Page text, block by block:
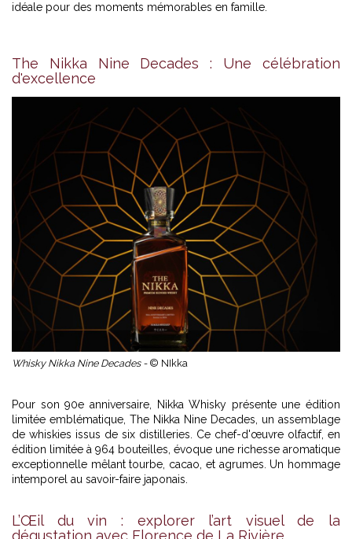
idéale pour des moments mémorables en famille.
The Nikka Nine Decades : Une célébration
d'excellence
Whisky Nikka Nine Decades - © NIkka
Pour son 90e anniversaire, Nikka Whisky présente une édition
limitée emblématique, The Nikka Nine Decades, un assemblage
de whiskies issus de six distilleries. Ce chef-d'œuvre olfactif, en
édition limitée à 964 bouteilles, évoque une richesse aromatique
exceptionnelle mêlant tourbe, cacao, et agrumes. Un hommage
intemporel au savoir-faire japonais.
L’Œil du vin : explorer l’art visuel de la
dégustation avec Florence de La Rivière